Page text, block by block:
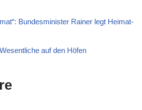
Bundesminister Rainer legt Heimat-
auf den Höfen